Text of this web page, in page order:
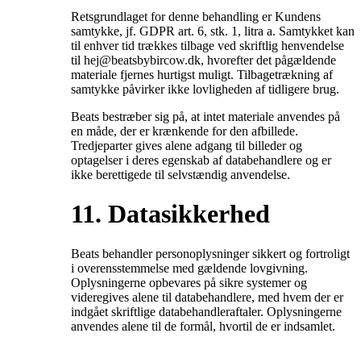
Retsgrundlaget for denne behandling er Kundens
samtykke, jf. GDPR art. 6, stk. 1, litra a. Samtykket kan
til enhver tid trækkes tilbage ved skriftlig henvendelse
til hej@beatsbybircow.dk, hvorefter det pågældende
materiale fjernes hurtigst muligt. Tilbagetrækning af
samtykke påvirker ikke lovligheden af tidligere brug.
Beats bestræber sig på, at intet materiale anvendes på
en måde, der er krænkende for den afbillede.
Tredjeparter gives alene adgang til billeder og
optagelser i deres egenskab af databehandlere og er
ikke berettigede til selvstændig anvendelse.
11. Datasikkerhed
Beats behandler personoplysninger sikkert og fortroligt
i overensstemmelse med gældende lovgivning.
Oplysningerne opbevares på sikre systemer og
videregives alene til databehandlere, med hvem der er
indgået skriftlige databehandleraftaler. Oplysningerne
anvendes alene til de formål, hvortil de er indsamlet.